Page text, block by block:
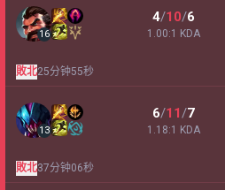
16
4/10/6
1.00:1 KDA
敗北25分钟55秒
13
6/11/7
1.18:1 KDA
敗北37分钟06秒